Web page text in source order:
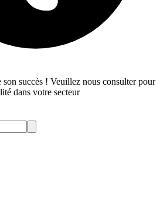
succès ! Veuillez nous consulter pour
dans votre secteur